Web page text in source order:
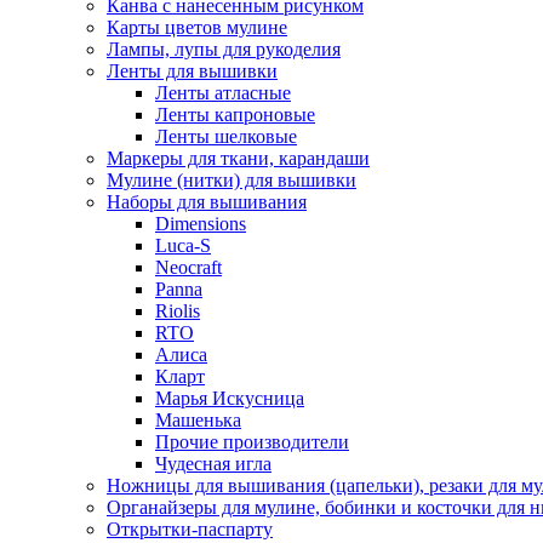
Канва с нанесенным рисунком
Карты цветов мулине
Лампы, лупы для рукоделия
Ленты для вышивки
Ленты атласные
Ленты капроновые
Ленты шелковые
Маркеры для ткани, карандаши
Мулине (нитки) для вышивки
Наборы для вышивания
Dimensions
Luca-S
Neocraft
Panna
Riolis
RTO
Алиса
Кларт
Марья Искусница
Машенька
Прочие производители
Чудесная игла
Ножницы для вышивания (цапельки), резаки для
Органайзеры для мулине, бобинки и косточки для
Открытки-паспарту